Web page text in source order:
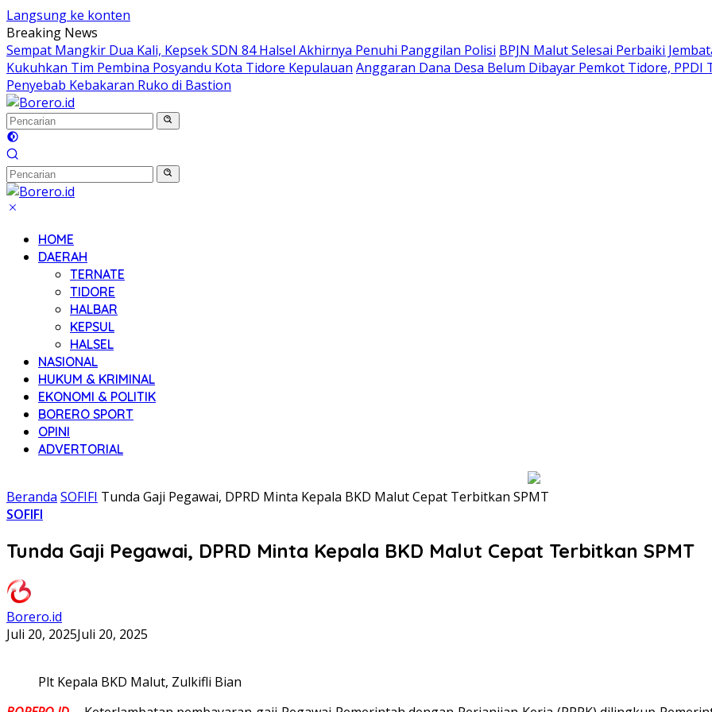
Langsung ke konten
Breaking News
Sempat Mangkir Dua Kali, Kepsek SDN 84 Halsel Akhirnya Penuhi Panggilan Polisi BPJN Malut Selesai Perbaiki
Kukuhkan Tim Pembina Posyandu Kota Tidore Kepulauan Anggaran Dana Desa Belum Dibayar Pemkot Tidore, PPDI
Penyebab Kebakaran Ruko di Bastion
HOME
DAERAH
TERNATE
TIDORE
HALBAR
KEPSUL
HALSEL
NASIONAL
HUKUM & KRIMINAL
EKONOMI & POLITIK
BORERO SPORT
OPINI
ADVERTORIAL
Beranda SOFIFI Tunda Gaji Pegawai, DPRD Minta Kepala BKD Malut Cepat Terbitkan SPMT
SOFIFI
Tunda Gaji Pegawai, DPRD Minta Kepala BKD Malut Cepat Terbitkan SPMT
Borero.id
Juli 20, 2025Juli 20, 2025
Plt Kepala BKD Malut, Zulkifli Bian